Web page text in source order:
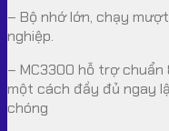
– Bộ nhớ lớn, chạy
nghiệp.
– MC3300 hỗ trợ chuẩn
một cách đầy đủ ngay
chóng